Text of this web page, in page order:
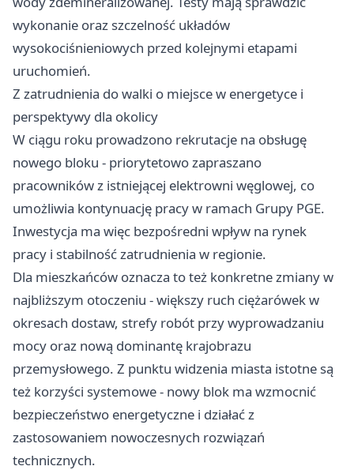
wykonanie oraz szczelność układów
wysokociśnieniowych przed kolejnymi etapami
uruchomień.
Z zatrudnienia do walki o miejsce w energetyce i
perspektywy dla okolicy
W ciągu roku prowadzono rekrutacje na obsługę
nowego bloku - priorytetowo zapraszano
pracowników z istniejącej elektrowni węglowej, co
umożliwia kontynuację pracy w ramach Grupy PGE.
Inwestycja ma więc bezpośredni wpływ na rynek
pracy i stabilność zatrudnienia w regionie.
Dla mieszkańców oznacza to też konkretne zmiany w
najbliższym otoczeniu - większy ruch ciężarówek w
okresach dostaw, strefy robót przy wyprowadzaniu
mocy oraz nową dominantę krajobrazu
przemysłowego. Z punktu widzenia miasta istotne są
też korzyści systemowe - nowy blok ma wzmocnić
bezpieczeństwo energetyczne i działać z
zastosowaniem nowoczesnych rozwiązań
technicznych.